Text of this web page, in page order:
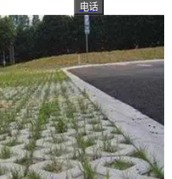
电话